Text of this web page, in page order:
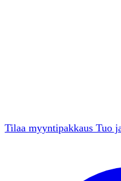
Tilaa myyntipakkaus Tuo